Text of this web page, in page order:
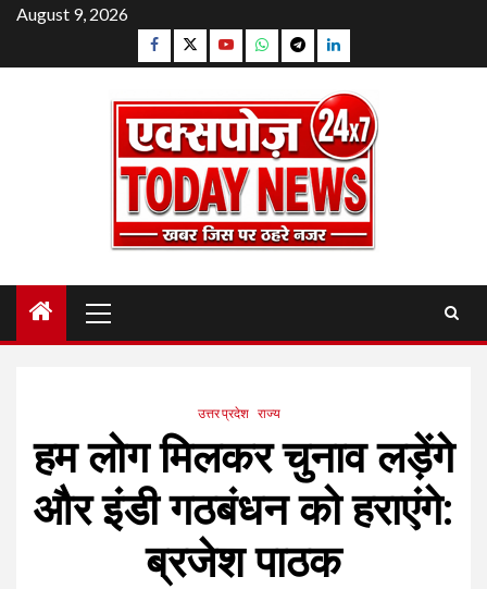
Skip
content
August 9, 2026
Facebook
TwitterYouTubeWhatsapp
TelegramLinkedin
Menu
उत्तर प्रदेश राज्य
हम लोग मिलकर चुनाव लड़ेंगे
और इंडी गठबंधन को हराएंगे:
ब्रजेश पाठक